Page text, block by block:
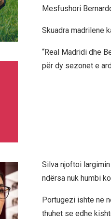
Mesfushori
Skuadra madrilene
“Real Madridi dhe
për dy sezonet e
Silva njoftoi
ndërsa nuk humbi
Portugezi ishte në
thuhet se edhe